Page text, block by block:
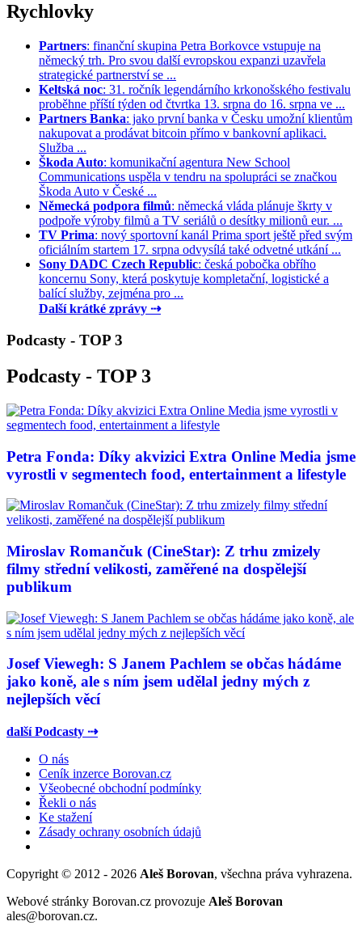
Rychlovky
Partners: finanční skupina Petra Borkovce vstupuje na
německý trh. Pro svou další evropskou expanzi uzavřela
strategické partnerství se ...
Keltská noc: 31. ročník legendárního krkonošského festivalu
proběhne příští týden od čtvrtka 13. srpna do 16. srpna ve ...
Partners Banka: jako první banka v Česku umožní klientům
nakupovat a prodávat bitcoin přímo v bankovní aplikaci.
Služba ...
Škoda Auto: komunikační agentura New School
Communications uspěla v tendru na spolupráci se značkou
Škoda Auto v České ...
Německá podpora filmů: německá vláda plánuje škrty v
podpoře výroby filmů a TV seriálů o desítky milionů eur. ...
TV Prima: nový sportovní kanál Prima sport ještě před svým
oficiálním startem 17. srpna odvysílá také odvetné utkání ...
Sony DADC Czech Republic: česká pobočka obřího
koncernu Sony, která poskytuje kompletační, logistické a
balící služby, zejména pro ...
Další krátké zprávy ⇢
Podcasty - TOP 3
Podcasty - TOP 3
Petra Fonda: Díky akvizici Extra Online Media jsme
vyrostli v segmentech food, entertainment a lifestyle
Miroslav Romančuk (CineStar): Z trhu zmizely
filmy střední velikosti, zaměřené na dospělejší
publikum
Josef Viewegh: S Janem Pachlem se občas hádáme
jako koně, ale s ním jsem udělal jedny mých z
nejlepších věcí
další Podcasty ⇢
O nás
Ceník inzerce Borovan.cz
Všeobecné obchodní podmínky
Řekli o nás
Ke stažení
Zásady ochrany osobních údajů
Copyright © 2012 - 2026 Aleš Borovan, všechna práva vyhrazena.
Webové stránky Borovan.cz provozuje Aleš Borovan
ales@borovan.cz.